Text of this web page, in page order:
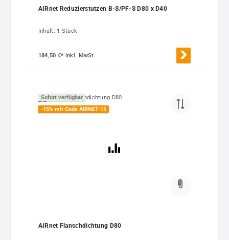
AIRnet Reduzierstutzen B-S/PF-S D80 x D40
Inhalt: 1 Stück
184,50 €* inkl. MwSt.
Sofort verfügbar
-15% mit Code AIRNET-15
AIRnet Flanschdichtung D80